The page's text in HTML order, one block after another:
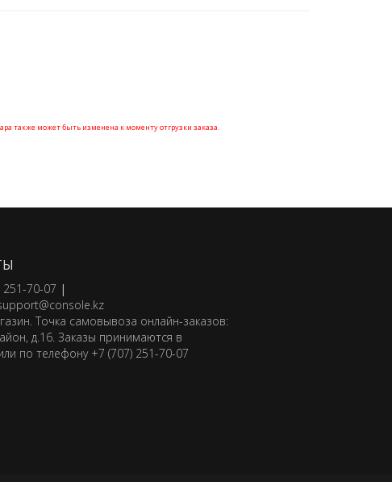
также может быть изменена к моменту отгрузки заказа.
251-70-07 |
Точка самовывоза онлайн-заказов:
д.16. Заказы принимаются в
по телефону +7 (707) 251-70-07